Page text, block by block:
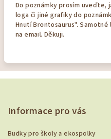
Do poznámky prosím uveďte,
loga či jiné grafiky do
Hnutí Brontosaurus".
na email. Děkuji.
Informace pro vás
Budky pro školy a ekospolky